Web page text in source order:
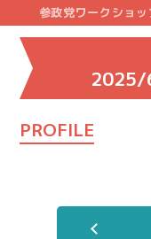
参政党ワークショッ
2025/
PROFILE